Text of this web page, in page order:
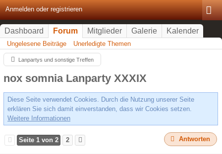
Anmelden oder registrieren
Dashboard Forum Mitglieder Galerie Kalender
Ungelesene Beiträge Unerledigte Themen
Lanpartys und sonstige Treffen
nox somnia Lanparty XXXIX
Diese Seite verwendet Cookies. Durch die Nutzung unserer Seite
erklären Sie sich damit einverstanden, dass wir Cookies setzen.
Weitere Informationen
Seite 1 von 2 2 Antworten